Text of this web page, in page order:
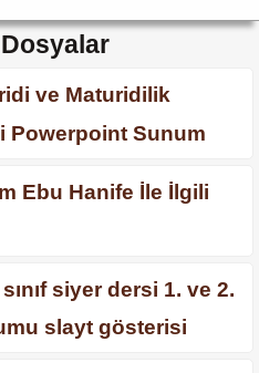
ve Maturidilik
Powerpoint Sunum
Ebu Hanife İle İlgili
siyer dersi 1. ve 2.
slayt gösterisi